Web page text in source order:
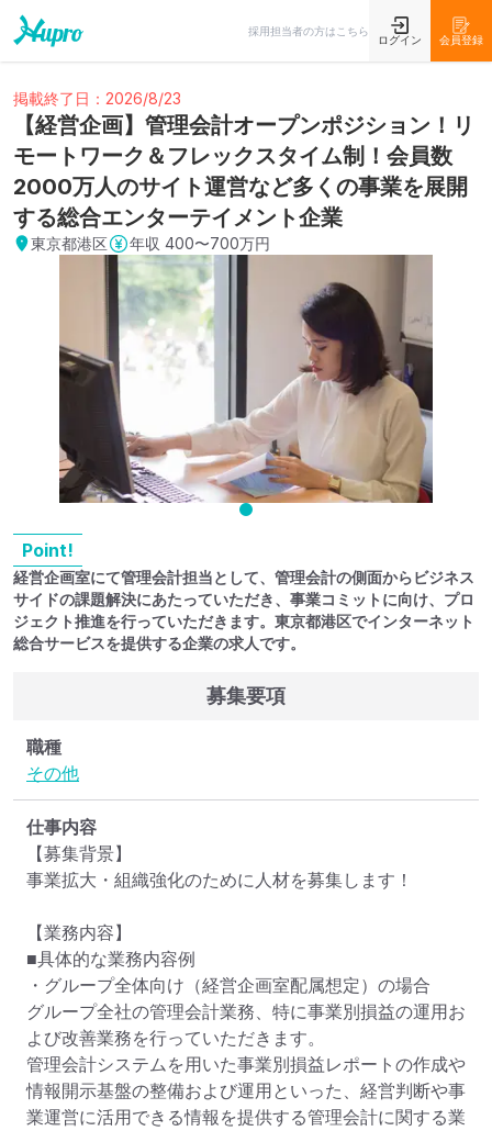
採用担当者の方はこちら
ログイン 会員登録
掲載終了日：2026/8/23
【経営企画】管理会計オープンポジション！リ
モートワーク＆フレックスタイム制！会員数
2000万人のサイト運営など多くの事業を展開
する総合エンターテイメント企業
東京都港区 年収 400〜700万円
Point!
経営企画室にて管理会計担当として、管理会計の側面からビジネス
サイドの課題解決にあたっていただき、事業コミットに向け、プロ
ジェクト推進を行っていただきます。東京都港区でインターネット
総合サービスを提供する企業の求人です。
募集要項
職種
その他
仕事内容
【募集背景】
事業拡大・組織強化のために人材を募集します！
【業務内容】
■具体的な業務内容例
・グループ全体向け（経営企画室配属想定）の場合
グループ全社の管理会計業務、特に事業別損益の運用お
よび改善業務を行っていただきます。
管理会計システムを用いた事業別損益レポートの作成や
情報開示基盤の整備および運用といった、経営判断や事
業運営に活用できる情報を提供する管理会計に関する業